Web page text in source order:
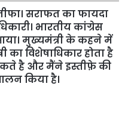
सराफत का फायदा
भारतीय कांग्रेस
मुख्यमंत्री के कहने में
का विशेषाधिकार होता है
है और मैंने इस्तीफ़े की
किया है।